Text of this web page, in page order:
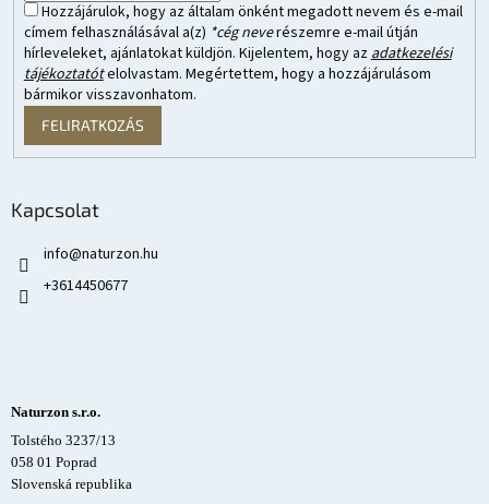
Hozzájárulok, hogy az általam önként megadott nevem és e-mail
címem felhasználásával a(z) *cég neverészemre e-mail útján
hírleveleket, ajánlatokat küldjön. Kijelentem, hogy azadatkezelési
tájékoztatótelolvastam. Megértettem, hogy a hozzájárulásom
bármikor visszavonhatom.
FELIRATKOZÁS
Kapcsolat
info@naturzon.hu
+3614450677
Naturzon s.r.o.
Tolstého 3237/13
058 01 Poprad
Slovenská republika